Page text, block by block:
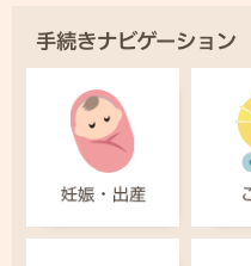
手続きナビゲーション